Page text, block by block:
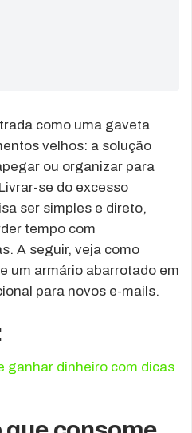
como uma gaveta
velhos: a solução
ou organizar para
se do excesso
ser simples e direto,
tempo com
A seguir, veja como
um armário abarrotado em
para novos e-mails.
ganhar dinheiro com dicas